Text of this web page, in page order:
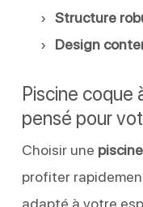
Structure
Design
Piscine coque
pensé pour
Choisir une
profiter
adapté à votre